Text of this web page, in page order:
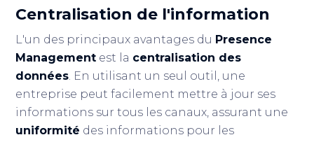
Centralisation de l'information
L'un des principaux avantages du Presence
Management est la centralisation des
données. En utilisant un seul outil, une
entreprise peut facilement mettre à jour ses
informations sur tous les canaux, assurant une
uniformité des informations pour les